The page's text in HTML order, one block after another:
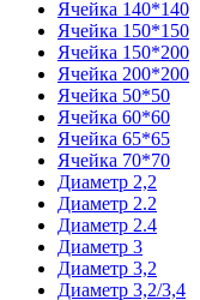
Ячейка 140*140
Ячейка 150*150
Ячейка 150*200
Ячейка 200*200
Ячейка 50*50
Ячейка 60*60
Ячейка 65*65
Ячейка 70*70
Диаметр 2,2
Диаметр 2.2
Диаметр 2.4
Диаметр 3
Диаметр 3,2
Диаметр 3,2/3,4